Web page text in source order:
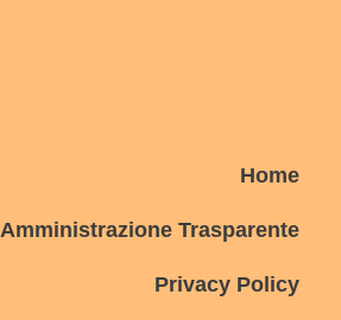
Home
Amministrazione Trasparente
Privacy Policy